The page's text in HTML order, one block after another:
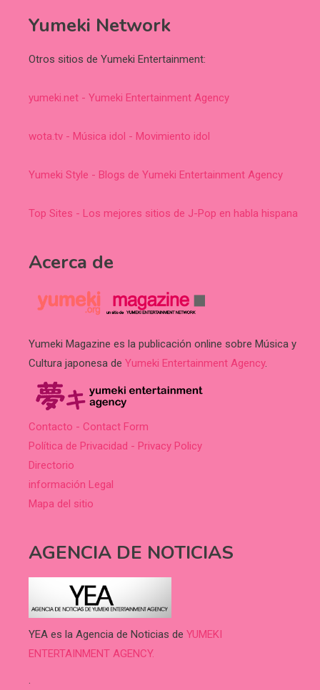
Yumeki Network
Otros sitios de Yumeki Entertainment:
yumeki.net - Yumeki Entertainment Agency
wota.tv - Música idol - Movimiento idol
Yumeki Style - Blogs de Yumeki Entertainment Agency
Top Sites - Los mejores sitios de J-Pop en habla hispana
Acerca de
Yumeki Magazine es la publicación online sobre Música y
Cultura japonesa de Yumeki Entertainment Agency.
Contacto - Contact Form
Política de Privacidad - Privacy Policy
Directorio
información Legal
Mapa del sitio
AGENCIA DE NOTICIAS
YEA es la Agencia de Noticias de YUMEKI
ENTERTAINMENT AGENCY.
.